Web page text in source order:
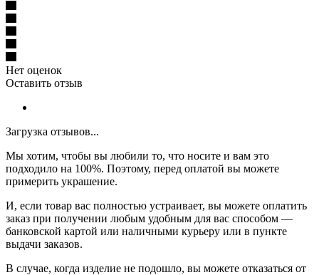
Нет оценок
Оставить отзыв
Загрузка отзывов...
Мы хотим, чтобы вы любили то, что носите и вам это
подходило на 100%. Поэтому, перед оплатой вы можете
примерить украшение.
И, если товар вас полностью устраивает, вы можете оплатить
заказ при получении любым удобным для вас способом —
банковской картой или наличными курьеру или в пункте
выдачи заказов.
В случае, когда изделие не подошло, вы можете отказаться от